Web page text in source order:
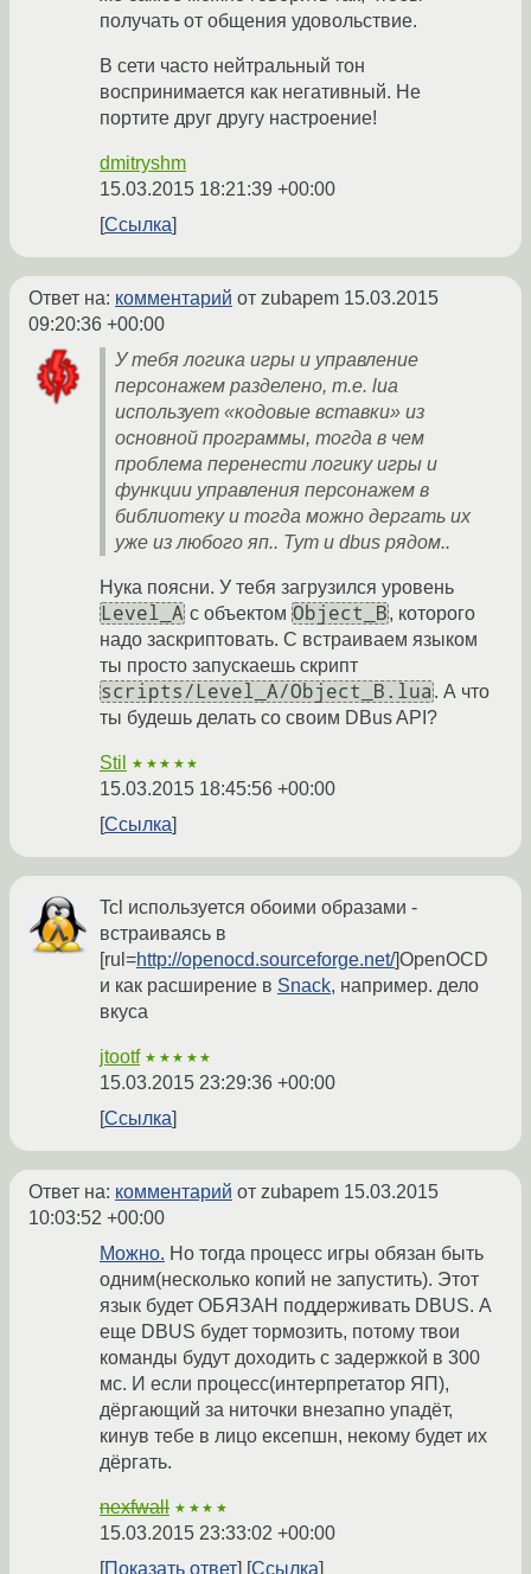
получать от общения удовольствие.
В сети часто нейтральный тон
воспринимается как негативный. Не
портите друг другу настроение!
dmitryshm
15.03.2015 18:21:39 +00:00
Ссылка
Ответ на: комментарий от zubapem 15.03.2015
09:20:36 +00:00
У тебя логика игры и управление
персонажем разделено, т.е. lua
использует «кодовые вставки» из
основной программы, тогда в чем
проблема перенести логику игры и
функции управления персонажем в
библиотеку и тогда можно дергать их
уже из любого яп.. Тут и dbus рядом..
Нука поясни. У тебя загрузился уровень
Level_A с объектом Object_B, которого
надо заскриптовать. С встраиваем языком
ты просто запускаешь скрипт
scripts/Level_A/Object_B.lua . А что
ты будешь делать со своим DBus API?
Stil ★★★★★
15.03.2015 18:45:56 +00:00
Ссылка
Tcl используется обоими образами -
встраиваясь в
[rul=http://openocd.sourceforge.net/]OpenOCD
и как расширение в Snack, например. дело
вкуса
jtootf ★★★★★
15.03.2015 23:29:36 +00:00
Ссылка
Ответ на: комментарий от zubapem 15.03.2015
10:03:52 +00:00
Можно. Но тогда процесс игры обязан быть
одним(несколько копий не запустить). Этот
язык будет ОБЯЗАН поддерживать DBUS. А
еще DBUS будет тормозить, потому твои
команды будут доходить с задержкой в 300
мс. И если процесс(интерпретатор ЯП),
дёргающий за ниточки внезапно упадёт,
кинув тебе в лицо ексепшн, некому будет их
дёргать.
nexfwall ★★★★
15.03.2015 23:33:02 +00:00
Показать ответ
Ссылка